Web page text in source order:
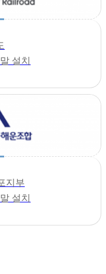
설치
지부
설치